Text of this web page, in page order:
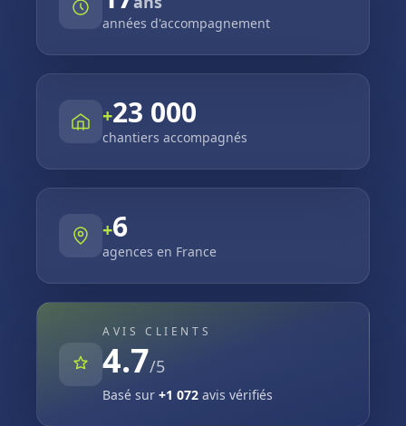
années d'accompagnement
+23 000
chantiers accompagnés
+6
agences en France
AVIS CLIENTS
4.7/5
Basé sur +1 072 avis vérifiés